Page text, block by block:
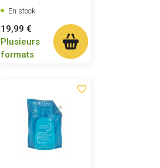
En stock
Prix
19,99 €
Plusieurs
formats
favorite_border